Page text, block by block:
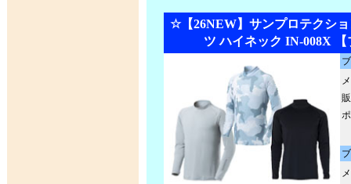
☆【26NEW】サンプロテクシ
ツ ハイネック IN-008X